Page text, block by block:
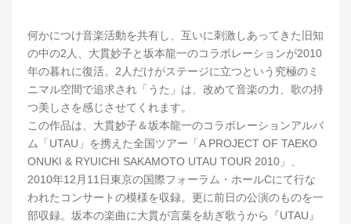
何かにつけ音楽活動を共有し、互いに刺激しあってきた旧知
の中の2人、大貫妙子と坂本龍一のコラボレーションが2010
年の暮れに復活。2人だけがステージに立つという究極のミ
ニマル空間で追求され「うた」は、改めて音楽の力、歌の持
つ美しさを感じさせてくれます。
この作品は、大貫妙子＆坂本龍一のコラボレーションアルバ
ム「UTAU」を携えた全国ツアー「A PROJECT OF TAEKO
ONUKI & RYUICHI SAKAMOTO UTAU TOUR 2010」、
2010年12月11日東京の国際フォーラム・ホールCにて行な
われたコンサートの模様を収録。更に前日の公演のものを一
部収録。坂本の楽曲に大貫が言葉を紡ぎ歌うから『UTAU』